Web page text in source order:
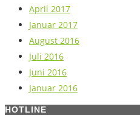
April 2017
Januar 2017
August 2016
Juli 2016
Juni 2016
Januar 2016
HOTLINE